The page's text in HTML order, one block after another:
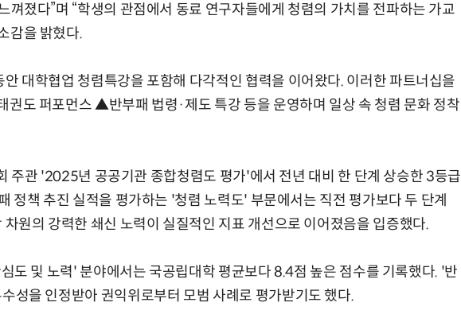
껴졌다”며 “학생의 관점에서 동료 연구자들에게 청렴의 가치를 전파하는 가교
감을 밝혔다.
대학협업 청렴특강을 포함해 다각적인 협력을 이어왔다. 이러한 파트너십을
도 퍼포먼스 ▲반부패 법령·제도 특강 등을 운영하며 일상 속 청렴 문화 정착
주관 '2025년 공공기관 종합청렴도 평가'에서 전년 대비 한 단계 상승한 3등급
정책 추진 실적을 평가하는 '청렴 노력도' 부문에서는 직전 평가보다 두 단계
원의 강력한 쇄신 노력이 실질적인 지표 개선으로 이어졌음을 입증했다.
도 및 노력' 분야에서는 국공립대학 평균보다 8.4점 높은 점수를 기록했다. '반
성을 인정받아 권익위로부터 모범 사례로 평가받기도 했다.